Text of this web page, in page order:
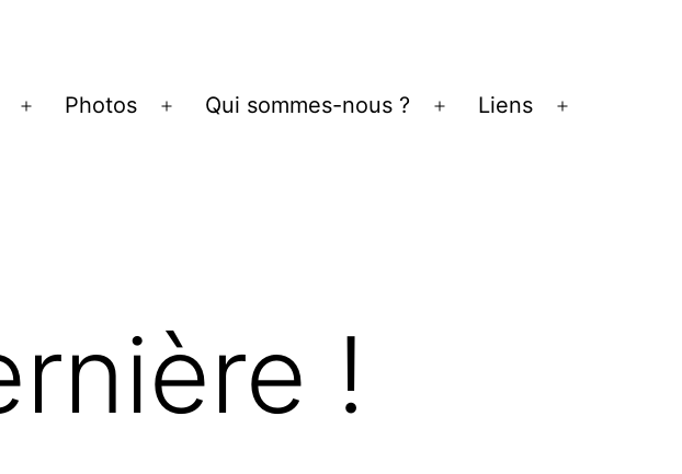
Ouvrir
Photos
Ouvrir
Qui sommes-nous ?
Ouvrir
Liens
!